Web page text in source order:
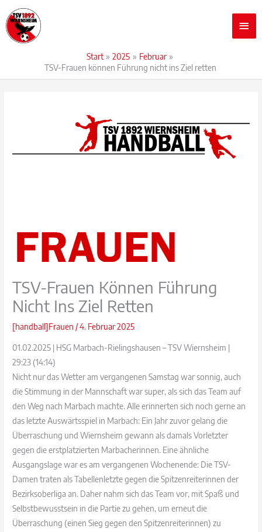
Inhalt
springen
Start 2025
Februar
TSV-Frauen können Führung nicht ins Ziel retten
TSV-Frauen Können Führung
Nicht Ins Ziel Retten
[handball]Frauen /4. Februar 2025
01.02.2025 | HSG Marbach-Rielingshausen – TSV Wiernsheim |
29:23 (14:14)
Nicht nur das Wetter am vergangenen Samstag war sonnig, auch
die Stimmung in der Mannschaft war super, als sich das Team auf
den Weg nach Marbach machte. Alle erinnerten sich noch gerne an
das letzte Auswärtsspiel in Marbach: Ein Jahr zuvor gelang die
Überraschung und Wiernsheim gewann als damals Vorletzter
gegen die erstplatzierten Marbacherinnen. Eine ähnliche
Ausgangslage war es am vergangenen Wochenende: Die TSV-
Damen traten als Tabellenletzte gegen die Spitzenreiterinnen der
Bezirksoberliga an. Daher nahm sich das Team vor, mit Spaß und
Selbstbewusstsein in die Partie zu gehen, um erneut die
Überraschung (einen Sieg gegen den Spitzenreiterinnen) zu